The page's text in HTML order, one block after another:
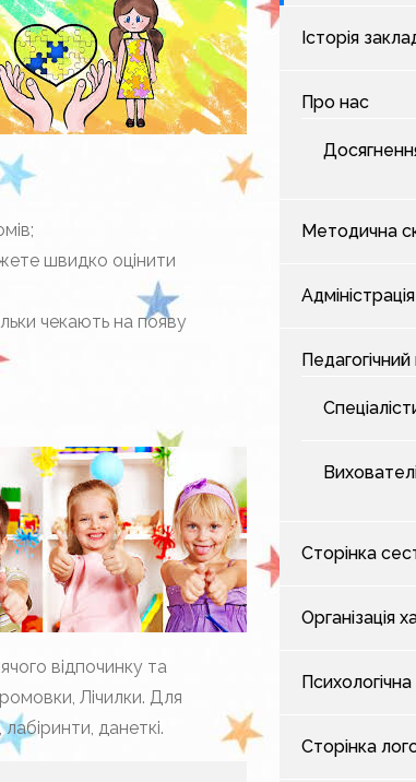
дітей
швидко оцінити
чекають на появу
відпочинку та
Лічилки. Для
данеткі.
Історія
Про нас
Методична
Сторінка
Організація
Сторінка